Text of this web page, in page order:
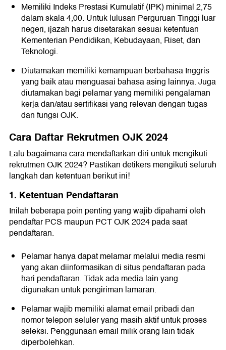
Memiliki Indeks Prestasi Kumulatif (IPK) minimal 2,75
dalam skala 4,00. Untuk lulusan Perguruan Tinggi luar
negeri, ijazah harus disetarakan sesuai ketentuan
Kementerian Pendidikan, Kebudayaan, Riset, dan
Teknologi.
Diutamakan memiliki kemampuan berbahasa Inggris
yang baik atau menguasai bahasa asing lainnya. Juga
diutamakan bagi pelamar yang memiliki pengalaman
kerja dan/atau sertifikasi yang relevan dengan tugas
dan fungsi OJK.
Cara Daftar Rekrutmen OJK 2024
Lalu bagaimana cara mendaftarkan diri untuk mengikuti
rekrutmen OJK 2024? Pastikan detikers mengikuti seluruh
langkah dan ketentuan berikut ini!
1. Ketentuan Pendaftaran
Inilah beberapa poin penting yang wajib dipahami oleh
pendaftar PCS maupun PCT OJK 2024 pada saat
pendaftaran.
Pelamar hanya dapat melamar melalui media resmi
yang akan diinformasikan di situs pendaftaran pada
hari pendaftaran. Tidak ada media lain yang
digunakan untuk pengiriman lamaran.
Pelamar wajib memiliki alamat email pribadi dan
nomor telepon seluler yang masih aktif untuk proses
seleksi. Penggunaan email milik orang lain tidak
diperbolehkan.